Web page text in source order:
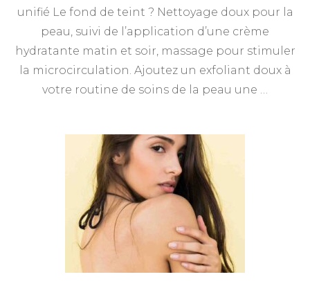
unifié Le fond de teint ? Nettoyage doux pour la
peau, suivi de l’application d’une crème
hydratante matin et soir, massage pour stimuler
la microcirculation. Ajoutez un exfoliant doux à
votre routine de soins de la peau une …